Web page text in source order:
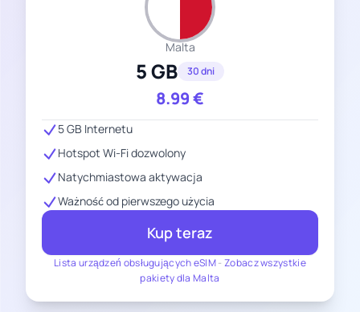
Malta
5 GB 30 dni
8.99€
Lista urządzeń obsługujących eSIM- Zobacz wszystkie
pakiety dla Malta
5 GB Internetu
Hotspot Wi-Fi dozwolony
Natychmiastowa aktywacja
Ważność od pierwszego użycia
Kup teraz